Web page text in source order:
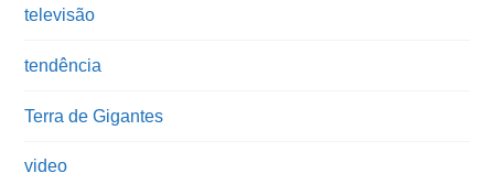
televisão
tendência
Terra de Gigantes
video